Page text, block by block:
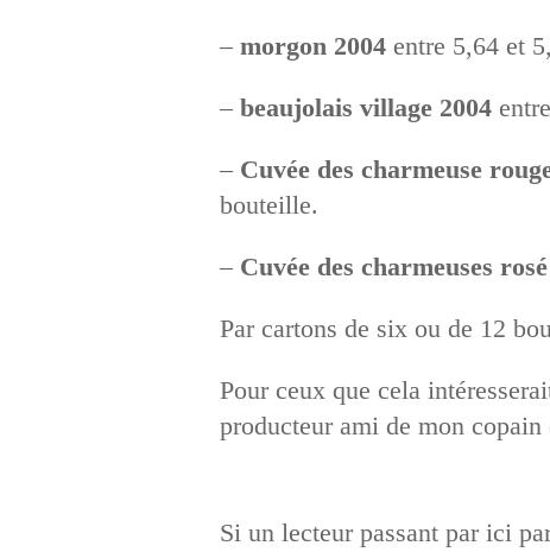
– morgon 2004entre 5,64 et
– beaujolais village 2004
– Cuvée des charmeuse
bouteille.
– Cuvée des charmeuses rosé
Par cartons de six ou de 12
Pour ceux que cela
producteur ami de mon
Si un lecteur passant par ici